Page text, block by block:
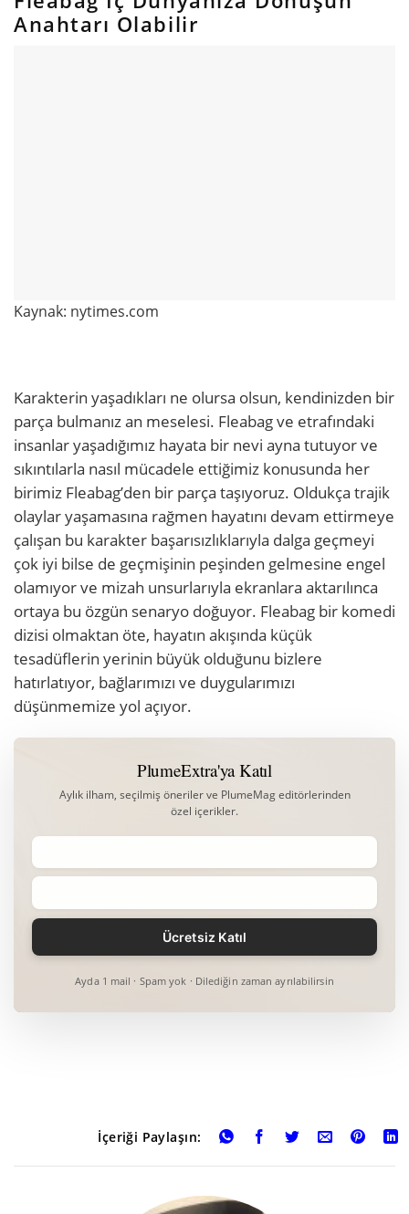
Anahtarı Olabilir
Kaynak: nytimes.com
Karakterin yaşadıkları ne olursa olsun, kendinizden bir
parça bulmanız an meselesi. Fleabag ve etrafındaki
insanlar yaşadığımız hayata bir nevi ayna tutuyor ve
sıkıntılarla nasıl mücadele ettiğimiz konusunda her
birimiz Fleabag’den bir parça taşıyoruz. Oldukça trajik
olaylar yaşamasına rağmen hayatını devam ettirmeye
çalışan bu karakter başarısızlıklarıyla dalga geçmeyi
çok iyi bilse de geçmişinin peşinden gelmesine engel
olamıyor ve mizah unsurlarıyla ekranlara aktarılınca
ortaya bu özgün senaryo doğuyor. Fleabag bir komedi
dizisi olmaktan öte, hayatın akışında küçük
tesadüflerin yerinin büyük olduğunu bizlere
hatırlatıyor, bağlarımızı ve duygularımızı
düşünmemize yol açıyor.
PlumeExtra'ya Katıl
Aylık ilham, seçilmiş öneriler ve PlumeMag editörlerinden
özel içerikler.
Ayda 1 mail · Spam yok · Dilediğin zaman ayrılabilirsin
İçeriği Paylaşın: